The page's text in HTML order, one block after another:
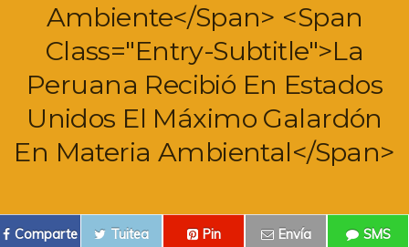
Ambiente</span> <span
Class="entry-Subtitle">La
Peruana Recibió En Estados
Unidos El Máximo Galardón
En Materia Ambiental</span>
Comparte Tuitea Pin Envía SMS